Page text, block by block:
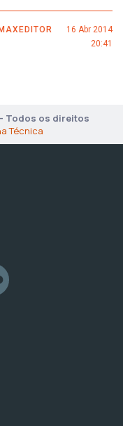
16 Abr 2014
20:41
Todos os direitos
Técnica